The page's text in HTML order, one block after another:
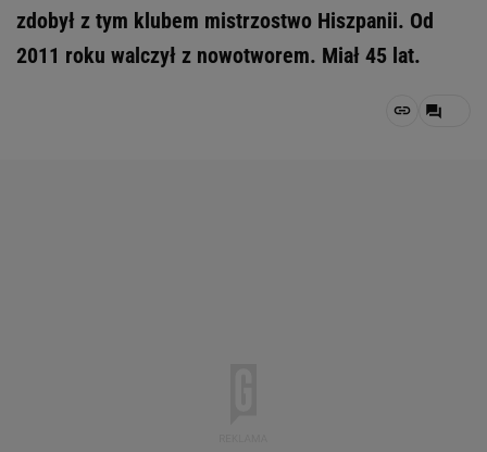
zdobył z tym klubem mistrzostwo Hiszpanii. Od
2011 roku walczył z nowotworem. Miał 45 lat.